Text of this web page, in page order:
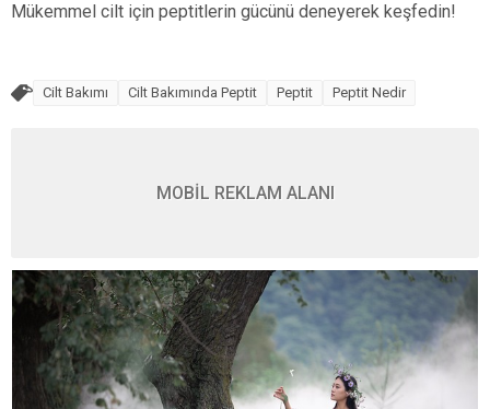
Mükemmel cilt için peptitlerin gücünü deneyerek keşfedin!
Cilt Bakımı Cilt Bakımında Peptit Peptit Peptit Nedir
MOBİL REKLAM ALANI